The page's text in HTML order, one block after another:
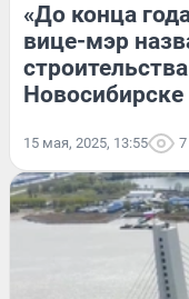
«До конца
вице-мэр
Новосибирске
15 мая, 2025, 13:55